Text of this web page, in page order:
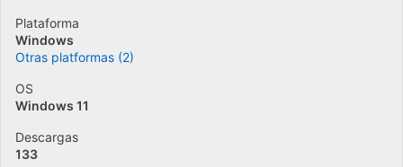
Plataforma
Windows
Otras platformas (2)
OS
Windows 11
Descargas
133